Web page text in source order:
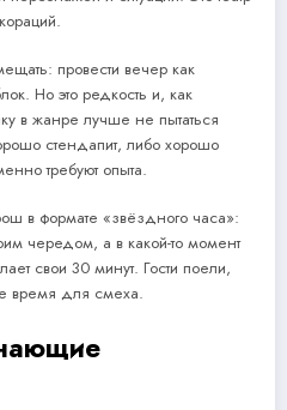
провести вечер как
Но это редкость и, как
в жанре лучше не пытаться
стендапит, либо хорошо
требуют опыта.
в формате «звёздного часа»:
чередом, а в какой-то момент
свои 30 минут. Гости поели,
время для смеха.